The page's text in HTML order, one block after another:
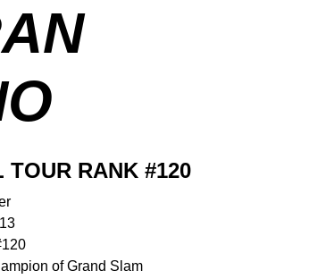
TOUR RANK #120
of Grand Slam